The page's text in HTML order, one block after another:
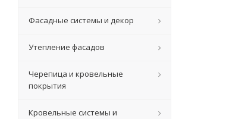
Фасадные системы и декор
Утепление фасадов
Черепица и кровельные
покрытия
Кровельные системы и